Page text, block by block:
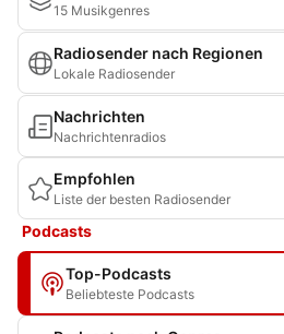
15 Musikgenres
Radiosender nach Regionen
Lokale Radiosender
Nachrichten
Nachrichtenradios
Empfohlen
Liste der besten Radiosender
Podcasts
Top-Podcasts
Beliebteste Podcasts